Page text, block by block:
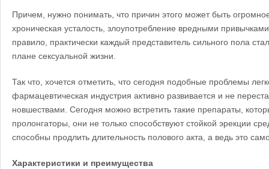
Причем, нужно понимать, что причин этого может быть
хроническая усталость, злоупотребление вредными
правило, практически каждый представитель сильного пола
плане сексуальной жизни.
Так что, хочется отметить, что сегодня подобные проблемы
фармацевтическая индустрия активно развивается и не
новшествами. Сегодня можно встретить такие препараты,
пролонгаторы, они не только способствуют стойкой эрекции
способны продлить длительность полового акта, а ведь это
Характеристики и преимущества